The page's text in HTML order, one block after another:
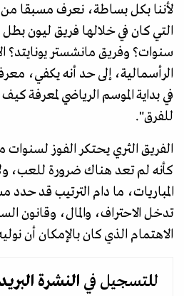
لأننا بكل بساطة، نعرف مسبقا من
التي كان في خلالها فريق ليون
سنوات؟ وفريق مانشستر يونايتد؟
الرأسمالية، إلى حد أنه يكفي،
في بداية الموسم الرياضي لمعرفة
للفرق".
الفريق الثري يحتكر الفوز
كأنه لم تعد هناك ضرورة للعب،
المباريات، ما دام الترتيب قد
تدخل الاحتراف، والمال، وقانون
الاهتمام الذي كان بالإمكان أن
للتسجيل في النشرة